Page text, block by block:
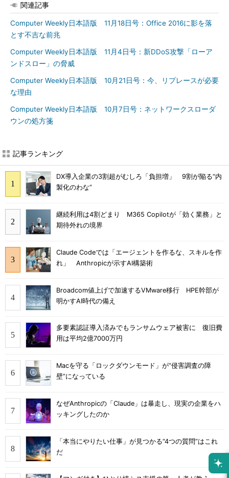
関連記事
Computer Weekly日本語版 11月18日号：Office 2016に影を落
とす不吉な前兆
Computer Weekly日本語版 11月4日号：新DDoS攻撃「ローア
ンドスロー」の脅威
Computer Weekly日本語版 10月21日号：今、リプレースが必要
な理由
Computer Weekly日本語版 10月7日号：ネットワークスローダ
ウンの処方箋
記事ランキング
DX導入企業の3割超がむしろ「負担増」 9割が陥る“内
製化のわな”
継続利用は4割どまり M365 Copilotが「効く業務」と
期待外れの境界
Claude Codeでは「エージェントを作るな、スキルを作
れ」 Anthropicが示すAI構築術
Broadcom値上げで加速するVMware移行 HPE幹部が
明かすAI時代の備え
多要素認証導入済みでもランサムウェア被害に 復旧費
用は平均2億7000万円
Macを守る「ロックダウンモード」が“侵害調査の障
壁”になっている
なぜAnthropicの「Claude」は暴走し、現実の企業をハ
ッキングしたのか
「本当にやりたい仕事」が見つかる“4つの質問”はこれ
だ